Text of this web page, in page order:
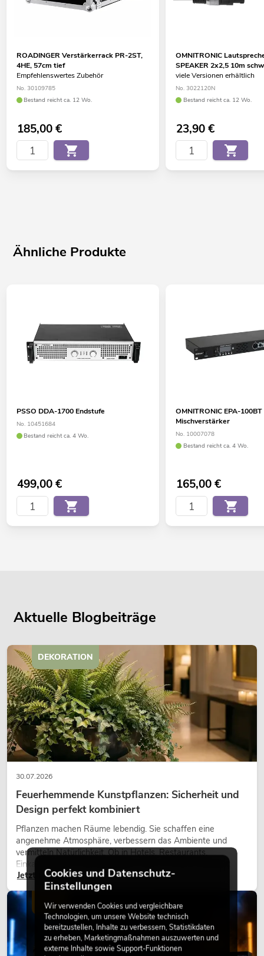
ROADINGER Verstärkerrack PR-2ST,
4HE, 57cm tief
Empfehlenswertes Zubehör
No. 30109785
Bestand reicht ca. 12 Wo.
185,00€
OMNITRONIC
SPEAKER 2x2,5 10m
viele Versionen erhältlich
No. 3022120N
Bestand reicht ca. 12 Wo.
23,90€
Ähnliche Produkte
PSSO DDA-1700 Endstufe
No. 10451684
Bestand reicht ca. 4 Wo.
499,00€
OMNITRONIC EPA-100BT
Mischverstärker
No. 10007078
Bestand reicht ca. 4 Wo.
165,00€
Aktuelle Blogbeiträge
30.07.2026
Feuerhemmende Kunstpflanzen: Sicherheit und
Design perfekt kombiniert
Pflanzen machen Räume lebendig. Sie schaffen eine
angenehme Atmosphäre, verbessern das Ambiente und
vermitteln Natürlichkeit. Ob in Hotels, Restaurants,
Einkaufszentren, Bürogebäuden oder auf Messeständen:
eine hochwertige Begrünung gehört heute längst zum
modernen Raumkonzept.
Jetzt lesen
DEKORATION
LICHT
Cookies und Datenschutz-
Einstellungen
Wir verwenden Cookies und vergleichbare
Technologien, um unsere Website technisch
bereitzustellen, Inhalte zu verbessern, Statistikdaten
zu erheben, Marketingmaßnahmen auszuwerten und
externe Inhalte sowie Support-Funktionen